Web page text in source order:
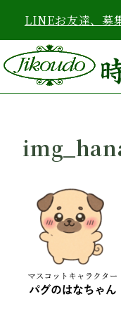
を
ス
キ
ッ
LINEお友達、募